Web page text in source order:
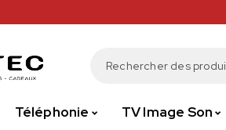
Téléphonie TV Image Son